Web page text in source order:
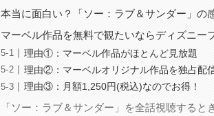
本当に面白い？「ソー：ラブ＆サンダー」の
マーベル作品を無料で観たいならディズニー
理由①：マーベル作品がほとんど見放題
理由②：マーベルオリジナル作品を独占配
理由③：月額1,250円(税込)なのでお得！
「ソー：ラブ＆サンダー」を全話視聴すると